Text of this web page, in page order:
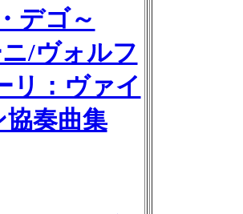
デゴ～
/ヴォルフ
リ：ヴァイ
協奏曲集